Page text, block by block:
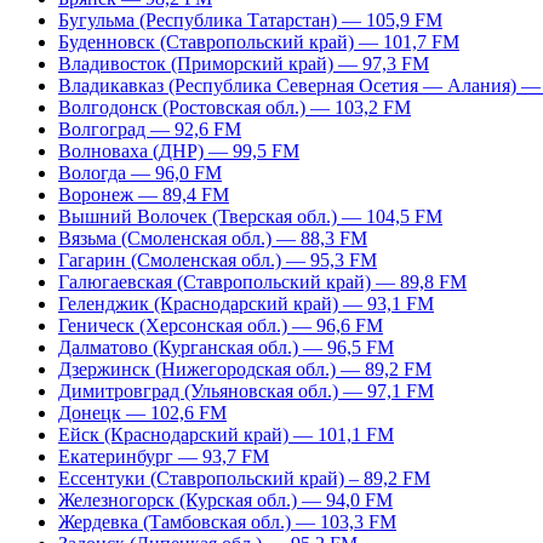
Бугульма (Республика Татарстан) — 105,9 FM
Буденновск (Ставропольский край) — 101,7 FM
Владивосток (Приморский край) — 97,3 FM
Владикавказ (Республика Северная Осетия — Алания)
Волгодонск (Ростовская обл.) — 103,2 FM
Волгоград — 92,6 FM
Волноваха (ДНР) — 99,5 FM
Вологда — 96,0 FM
Воронеж — 89,4 FM
Вышний Волочек (Тверская обл.) — 104,5 FM
Вязьма (Смоленская обл.) — 88,3 FM
Гагарин (Смоленская обл.) — 95,3 FM
Галюгаевская (Ставропольский край) — 89,8 FM
Геленджик (Краснодарский край) — 93,1 FM
Геническ (Херсонская обл.) — 96,6 FM
Далматово (Курганская обл.) — 96,5 FM
Дзержинск (Нижегородская обл.) — 89,2 FM
Димитровград (Ульяновская обл.) — 97,1 FM
Донецк — 102,6 FM
Ейск (Краснодарский край) — 101,1 FM
Екатеринбург — 93,7 FM
Ессентуки (Ставропольский край) – 89,2 FM
Железногорск (Курская обл.) — 94,0 FM
Жердевка (Тамбовская обл.) — 103,3 FM